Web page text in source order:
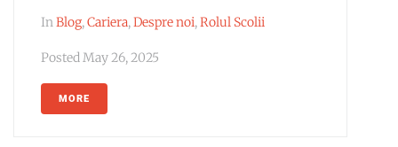
InBlog,Cariera,Despre noi,Rolul Scolii
PostedMay 26, 2025
MORE